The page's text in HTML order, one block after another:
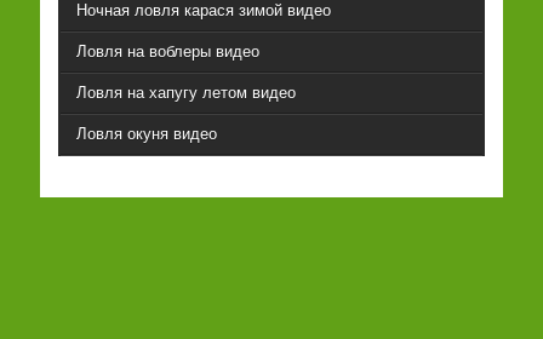
Ночная ловля карася зимой видео
Ловля на воблеры видео
Ловля на хапугу летом видео
Ловля окуня видео